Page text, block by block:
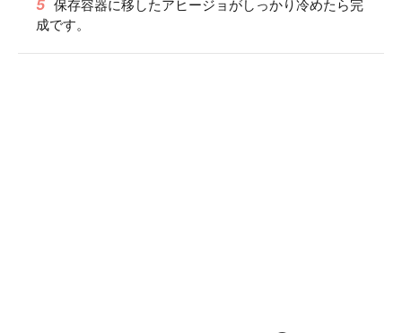
5 保存容器に移したアヒージョがしっかり冷めたら完
成です。